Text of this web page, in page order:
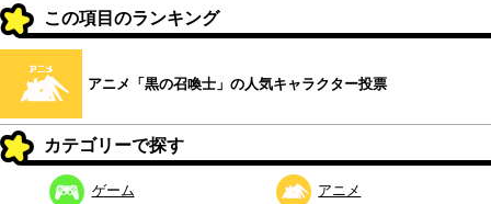
この項目のランキング
アニメ「黒の召喚士」の人気キャラクター投票
カテゴリーで探す
ゲーム アニメ